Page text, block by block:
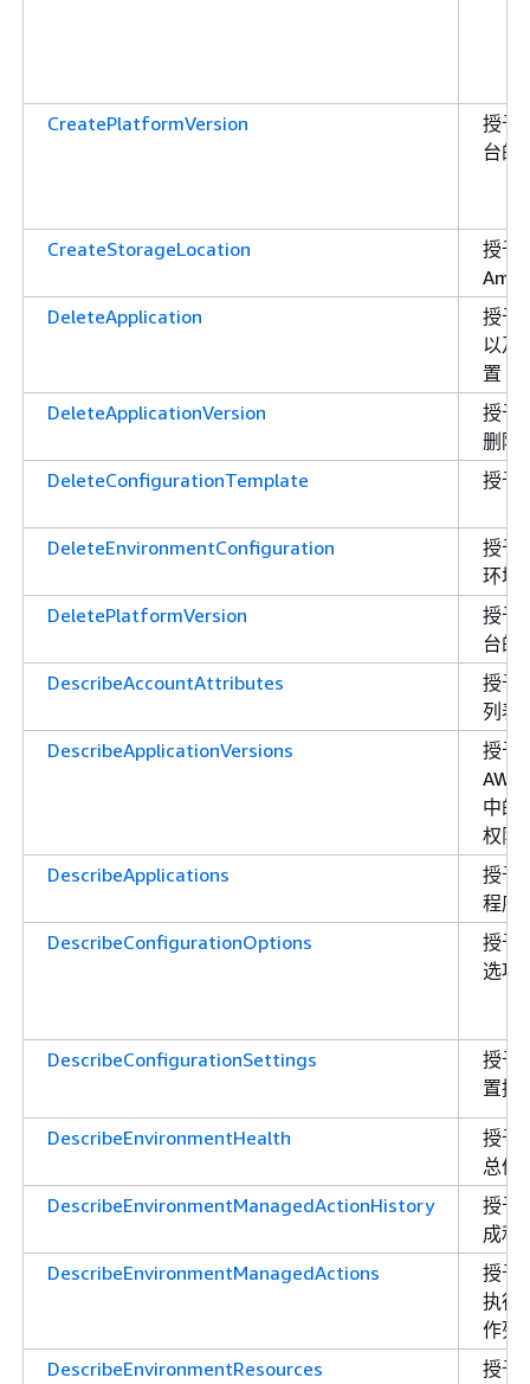
CreatePlatformVersion
授予
台的
CreateStorageLocation
授予
DeleteApplication
授予
以及
置
DeleteApplicationVersion
授予
删除
DeleteConfigurationTemplate
授予
DeleteEnvironmentConfiguration
授予
环境
DeletePlatformVersion
授予
台的
DescribeAccountAttributes
授予
列表
DescribeApplicationVersions
授予
AWS
中的
权限
DescribeApplications
授予
程序
DescribeConfigurationOptions
授予
选项
DescribeConfigurationSettings
授予
置描
DescribeEnvironmentHealth
授予
总体
DescribeEnvironmentManagedActionHistory
授予
成和
DescribeEnvironmentManagedActions
授予
执行
作列
DescribeEnvironmentResources
授予